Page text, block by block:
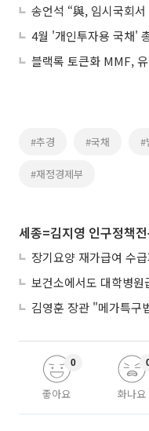
4월 '개인투자용 국채'
블랙록 토큰화 MMF, 유
#추경 #국채 #
#재정경제부
세종=김지영 인구정책
김영훈 장관 "메가특구
좋아요
0
화나요